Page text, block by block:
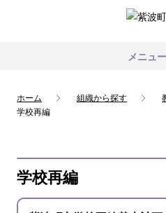
メニュー
ホーム 組織から探す
学校再編
学校再編